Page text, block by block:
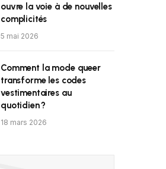
ouvre la voie à de nouvelles
complicités
5 mai 2026
Comment la mode queer
transforme les codes
vestimentaires au
quotidien ?
18 mars 2026